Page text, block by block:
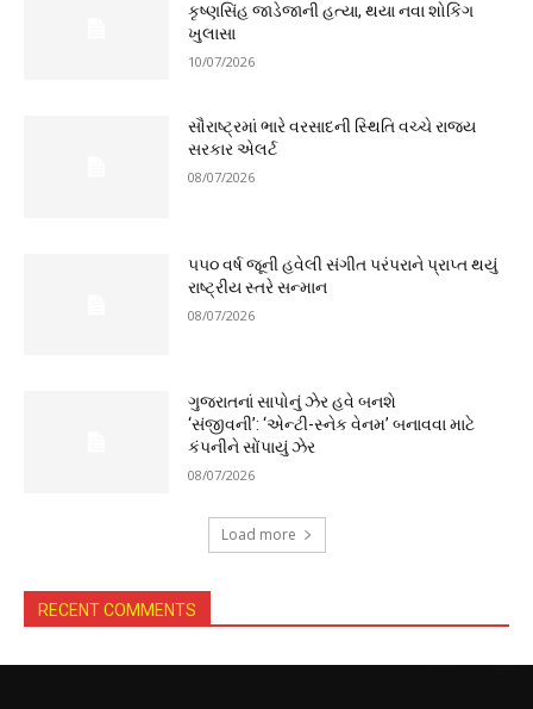
કૃષ્ણસિંહ જાડેજાની હત્યા, થયા નવા શોકિંગ
ખુલાસા
10/07/2026
સૌરાષ્ટ્રમાં ભારે વરસાદની સ્થિતિ વચ્ચે રાજ્ય
સરકાર એલર્ટ
08/07/2026
૫૫૦ વર્ષ જૂની હવેલી સંગીત પરંપરાને પ્રાપ્ત થયું
રાષ્ટ્રીય સ્તરે સન્માન
08/07/2026
ગુજરાતનાં સાપોનું ઝેર હવે બનશે
‘સંજીવની’: ‘એન્ટી-સ્નેક વેનમ’ બનાવવા માટે
કંપનીને સોંપાયું ઝેર
08/07/2026
Load more
RECENT COMMENTS